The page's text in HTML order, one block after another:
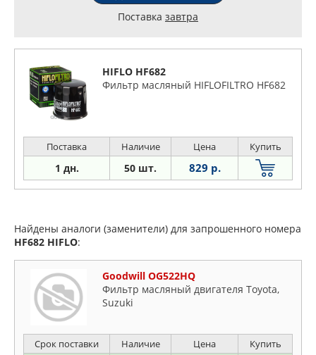
Поставка завтра
HIFLO HF682
Фильтр масляный HIFLOFILTRO HF682
Поставка Наличие Цена Купить
1 дн. 50 шт. 829 р.
Найдены аналоги (заменители) для запрошенного номера
HF682 HIFLO:
Goodwill OG522HQ
Фильтр масляный двигателя Toyota,
Suzuki
Срок поставки Наличие Цена Купить